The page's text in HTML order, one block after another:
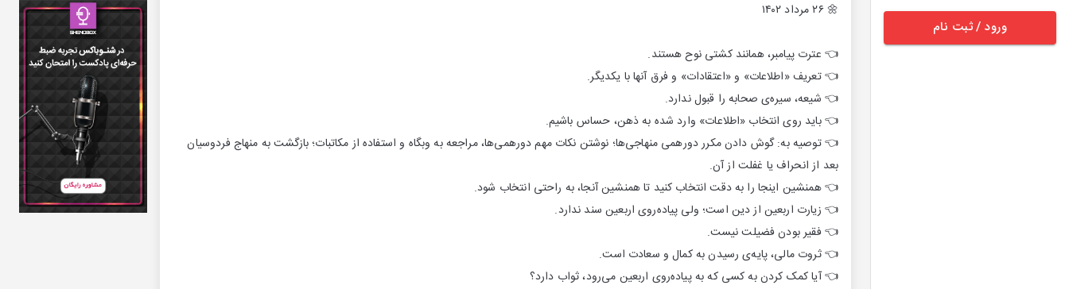
ورود / ثبت نام
🌼 ۲۶ مرداد ۱۴۰۲
👈 عترت پیامبر، همانند کشتی نوح هستند.
👈 تعریف «اطلاعات» و «اعتقادات» و فرق آنها با یکدیگر.
👈 شیعه، سیره‌ی صحابه را قبول ندارد.
👈 باید روی انتخاب «اطلاعات» وارد شده به ذهن، حساس باشیم.
👈 توصیه به: گوش دادن مکرر دورهمی منهاجی‌ها؛ نوشتن نکات مهم دورهمی‌ها، مراجعه به وبگاه و استفاده از مکاتبات؛ بازگشت به منهاج فردوسیان
بعد از انحراف یا غفلت از آن.
👈 همنشین اینجا را به دقت انتخاب کنید تا همنشین آنجا، به راحتی انتخاب شود.
👈 زیارت اربعین از دین است؛ ولی پیاده‌روی اربعین سند ندارد.
👈 فقیر بودن فضیلت نیست.
👈 ثروت مالی، پایه‌ی رسیدن به کمال و سعادت است.
👈 آیا کمک کردن به کسی که به پیاده‌روی اربعین می‌رود، ثواب دارد؟